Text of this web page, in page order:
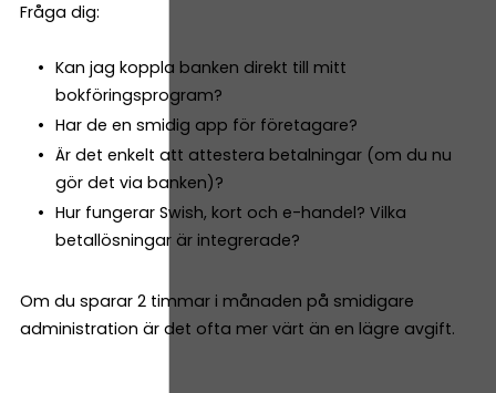
Fråga dig:
Kan jag koppla banken direkt till mitt
bokföringsprogram?
Har de en smidig app för företagare?
Är det enkelt att attestera betalningar (om du nu
gör det via banken)?
Hur fungerar Swish, kort och e-handel? Vilka
betallösningar är integrerade?
Om du sparar 2 timmar i månaden på smidigare
administration är det ofta mer värt än en lägre avgift.